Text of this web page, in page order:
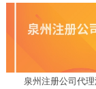
泉州注册公司代